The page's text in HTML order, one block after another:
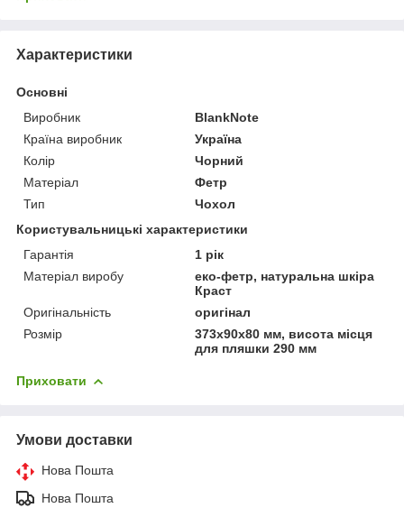
Характеристики
Основні
Виробник
BlankNote
Країна виробник
Україна
Колір
Чорний
Матеріал
Фетр
Тип
Чохол
Користувальницькі характеристики
Гарантія
1 рік
Матеріал виробу
еко-фетр, натуральна шкіра
Краст
Оригінальність
оригінал
Розмір
373х90х80 мм, висота місця
для пляшки 290 мм
Приховати
Умови доставки
Нова Пошта
Нова Пошта